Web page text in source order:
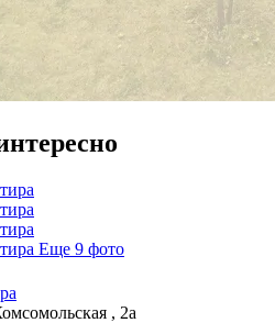
Еще 9 фото
, 2а